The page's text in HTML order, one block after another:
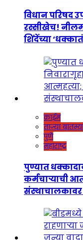
विधान परिषद
रस्सीखेच! नीलम
शिंदेंच्या
क्राईम
ताज्या
पुणे
महाराष्ट्र
पुण्यात
कर्मचाऱ्याची